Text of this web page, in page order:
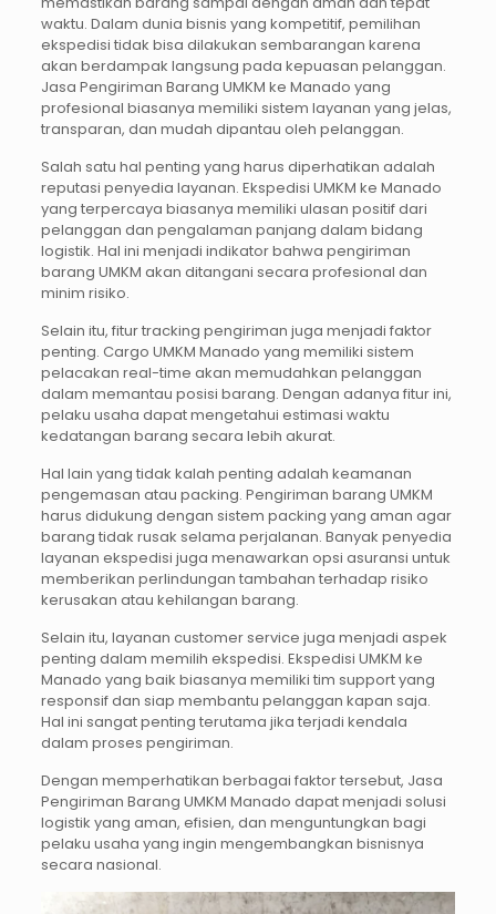
waktu. Dalam dunia bisnis yang kompetitif, pemilihan
ekspedisi tidak bisa dilakukan sembarangan karena
akan berdampak langsung pada kepuasan pelanggan.
Jasa Pengiriman Barang UMKM ke Manado yang
profesional biasanya memiliki sistem layanan yang jelas,
transparan, dan mudah dipantau oleh pelanggan.
Salah satu hal penting yang harus diperhatikan adalah
reputasi penyedia layanan. Ekspedisi UMKM ke Manado
yang terpercaya biasanya memiliki ulasan positif dari
pelanggan dan pengalaman panjang dalam bidang
logistik. Hal ini menjadi indikator bahwa pengiriman
barang UMKM akan ditangani secara profesional dan
minim risiko.
Selain itu, fitur tracking pengiriman juga menjadi faktor
penting. Cargo UMKM Manado yang memiliki sistem
pelacakan real-time akan memudahkan pelanggan
dalam memantau posisi barang. Dengan adanya fitur ini,
pelaku usaha dapat mengetahui estimasi waktu
kedatangan barang secara lebih akurat.
Hal lain yang tidak kalah penting adalah keamanan
pengemasan atau packing. Pengiriman barang UMKM
harus didukung dengan sistem packing yang aman agar
barang tidak rusak selama perjalanan. Banyak penyedia
layanan ekspedisi juga menawarkan opsi asuransi untuk
memberikan perlindungan tambahan terhadap risiko
kerusakan atau kehilangan barang.
Selain itu, layanan customer service juga menjadi aspek
penting dalam memilih ekspedisi. Ekspedisi UMKM ke
Manado yang baik biasanya memiliki tim support yang
responsif dan siap membantu pelanggan kapan saja.
Hal ini sangat penting terutama jika terjadi kendala
dalam proses pengiriman.
Dengan memperhatikan berbagai faktor tersebut, Jasa
Pengiriman Barang UMKM Manado dapat menjadi solusi
logistik yang aman, efisien, dan menguntungkan bagi
pelaku usaha yang ingin mengembangkan bisnisnya
secara nasional.